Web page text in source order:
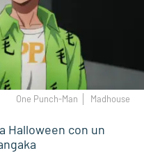
One Punch-Man Madhouse
Halloween con un